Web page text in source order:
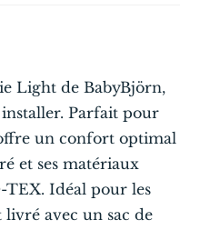
Light de BabyBjörn,
Parfait pour
un confort optimal
et ses matériaux
TEX. Idéal pour les
livré avec un sac de